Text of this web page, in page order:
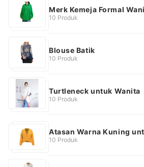
Merk Kemeja Formal
10 Produk
Blouse Batik
10 Produk
Turtleneck untuk Wanita
10 Produk
Atasan Warna Kuning
10 Produk